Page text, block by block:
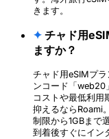
きます。
✦ チャド用
ますか？
チャド用eSIMプ
ンコード「
コストや最低利用
抑えるならRoami
制限から1GBまで
到着後すぐにイン